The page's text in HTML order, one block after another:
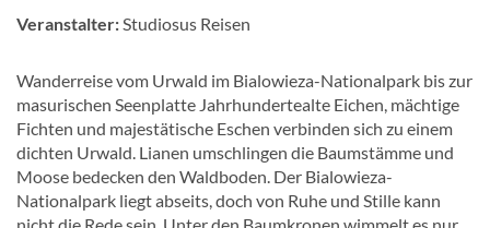
Veranstalter:Studiosus Reisen
Wanderreise vom Urwald im Bialowieza-Nationalpark bis zur
masurischen Seenplatte Jahrhundertealte Eichen, mächtige
Fichten und majestätische Eschen verbinden sich zu einem
dichten Urwald. Lianen umschlingen die Baumstämme und
Moose bedecken den Waldboden. Der Bialowieza-
Nationalpark liegt abseits, doch von Ruhe und Stille kann